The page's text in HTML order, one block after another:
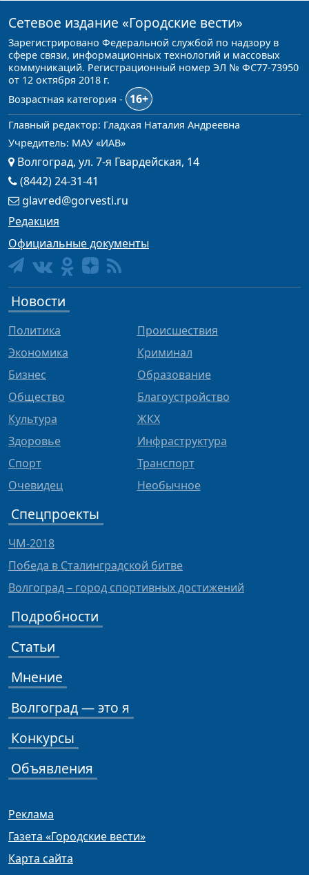
Сетевое издание «Городские вести»
Зарегистрировано Федеральной службой по надзору в
сфере связи, информационных технологий и массовых
коммуникаций. Регистрационный номер ЭЛ № ФС77-73950
от 12 октября 2018 г.
Возрастная категория -
16+
Главный редактор: Гладкая Наталия Андреевна
Учредитель: МАУ «ИАВ»
Волгоград, ул. 7-я Гвардейская, 14
(8442) 24-31-41
glavred@gorvesti.ru
Редакция
Официальные документы
Новости
Политика
Экономика
Бизнес
Общество
Культура
Здоровье
Спорт
Очевидец
Происшествия
Криминал
Образование
Благоустройство
ЖКХ
Инфраструктура
Транспорт
Необычное
Спецпроекты
ЧМ-2018
Победа в Сталинградской битве
Волгоград – город спортивных достижений
Подробности
Статьи
Мнение
Волгоград — это я
Конкурсы
Объявления
Реклама
Газета «Городские вести»
Карта сайта